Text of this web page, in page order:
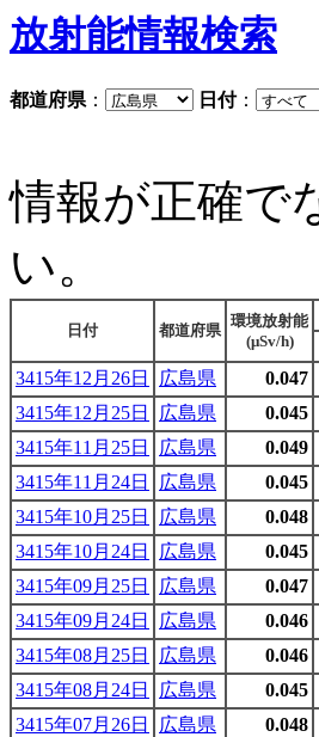
放射能情報検索
都道府県： 日付：
情報が正確で
い。
日付 都道府県
環境放射能
(μSv/h)
3415年12月26日 広島県 0.047
3415年12月25日
広島県 0.045
3415年11月25日
広島県 0.049
3415年11月24日
広島県 0.045
3415年10月25日
広島県 0.048
3415年10月24日
広島県 0.045
3415年09月25日
広島県 0.047
3415年09月24日
広島県 0.046
3415年08月25日
広島県 0.046
3415年08月24日
広島県 0.045
3415年07月26日
広島県 0.048